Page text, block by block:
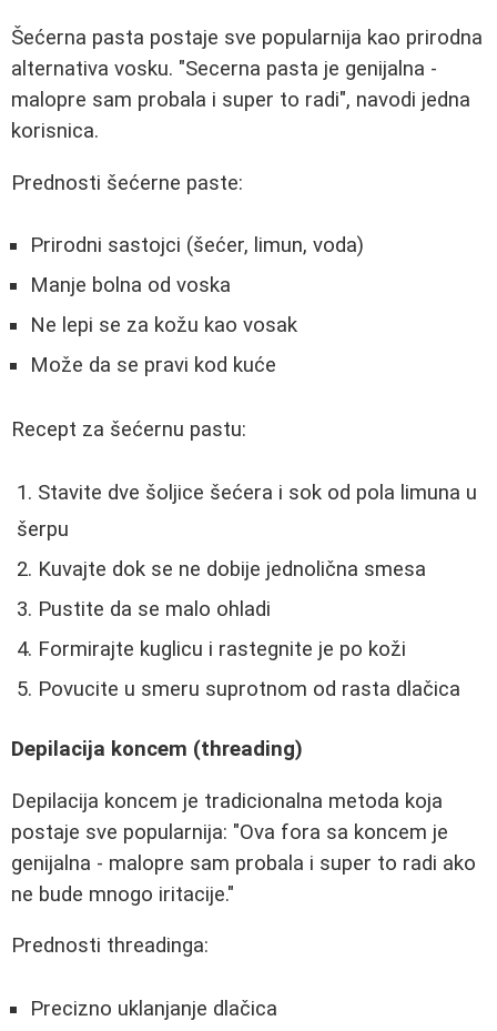
Šećerna pasta postaje sve popularnija kao prirodna
alternativa vosku. "Secerna pasta je genijalna -
malopre sam probala i super to radi", navodi jedna
korisnica.
Prednosti šećerne paste:
Prirodni sastojci (šećer, limun, voda)
Manje bolna od voska
Ne lepi se za kožu kao vosak
Može da se pravi kod kuće
Recept za šećernu pastu:
Stavite dve šoljice šećera i sok od pola limuna u
šerpu
Kuvajte dok se ne dobije jednolična smesa
Pustite da se malo ohladi
Formirajte kuglicu i rastegnite je po koži
Povucite u smeru suprotnom od rasta dlačica
Depilacija koncem (threading)
Depilacija koncem je tradicionalna metoda koja
postaje sve popularnija: "Ova fora sa koncem je
genijalna - malopre sam probala i super to radi ako
ne bude mnogo iritacije."
Prednosti threadinga:
Precizno uklanjanje dlačica